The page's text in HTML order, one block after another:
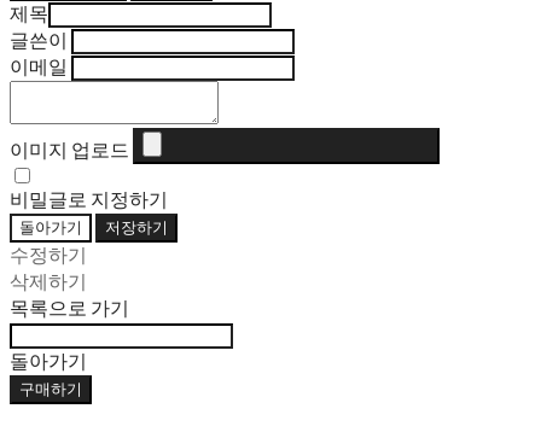
제목
글쓴이
이메일
이미지 업로드
비밀글로 지정하기
돌아가기 저장하기
수정하기
삭제하기
목록으로 가기
돌아가기
구매하기